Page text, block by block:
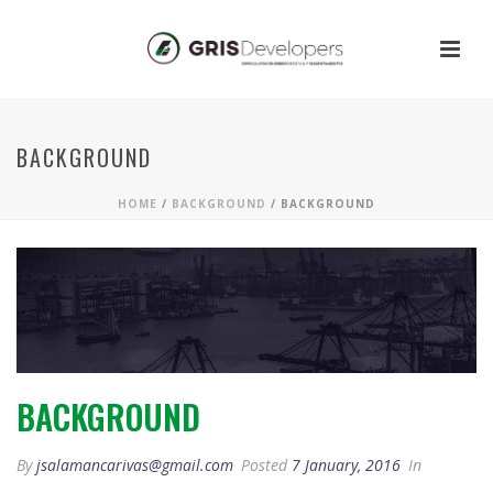
BACKGROUND
HOME / BACKGROUND / BACKGROUND
BACKGROUND
Byjsalamancarivas@gmail.com Posted 7 January, 2016 In